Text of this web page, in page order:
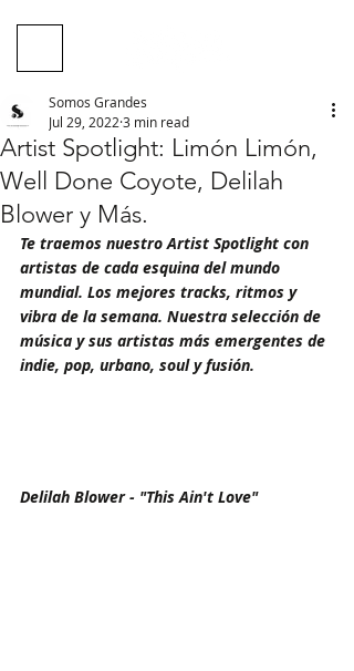
Artist Spotlight: Limón Limón,
Well Done Coyote, Delilah
Blower y Más.
Somos Grandes
Jul 29, 2022 3 min read
Te traemos nuestro Artist Spotlight con
artistas de cada esquina del mundo
mundial. Los mejores tracks, ritmos y
vibra de la semana. Nuestra selección de
música y sus artistas más emergentes de
indie, pop, urbano, soul y fusión.
Delilah Blower - "This Ain't Love"